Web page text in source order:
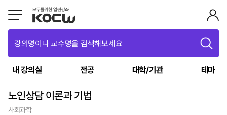
강의명이나 교수명을 검색해보세요
내 강의실 전공 대학/기관 테마
노인상담 이론과 기법
사회과학